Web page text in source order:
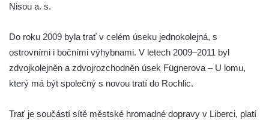
Nisou a. s.
Do roku 2009 byla trať v celém úseku jednokolejná, s
ostrovními i bočními výhybnami. V letech 2009–2011 byl
zdvojkolejněn a zdvojrozchodněn úsek Fügnerova – U lomu,
který má být společný s novou tratí do Rochlic.
Trať je součástí sítě městské hromadné dopravy v Liberci, platí